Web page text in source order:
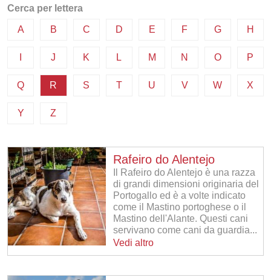
Cerca per lettera
A B C D E F G H
J K L M N O P
Q R S T U V W X
Y Z
Rafeiro do Alentejo
Il Rafeiro do Alentejo è una razza
di grandi dimensioni originaria del
Portogallo ed è a volte indicato
come il Mastino portoghese o il
Mastino dell'Alante. Questi cani
servivano come cani da guardia...
Vedi altro